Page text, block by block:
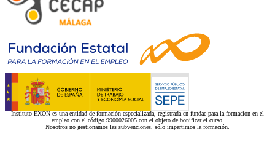
Instituto EXON es una entidad de formación especializada, registrada en fundae para la formación en el
empleo con el código 9900026005 con el objeto de bonificar el curso.
Nosotros no gestionamos las subvenciones, sólo impartimos la formación.